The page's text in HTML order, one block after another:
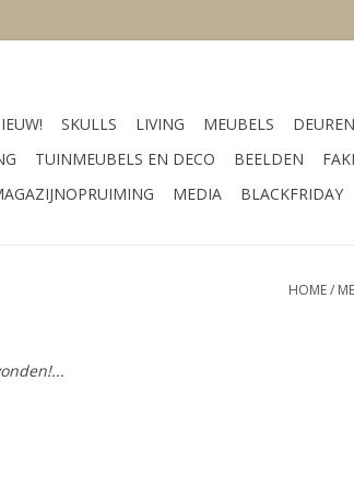
SKULLS LIVING MEUBELS DEUREN
TUINMEUBELS EN DECO BEELDEN
MEDIA BLACKFRIDAY
HOME/